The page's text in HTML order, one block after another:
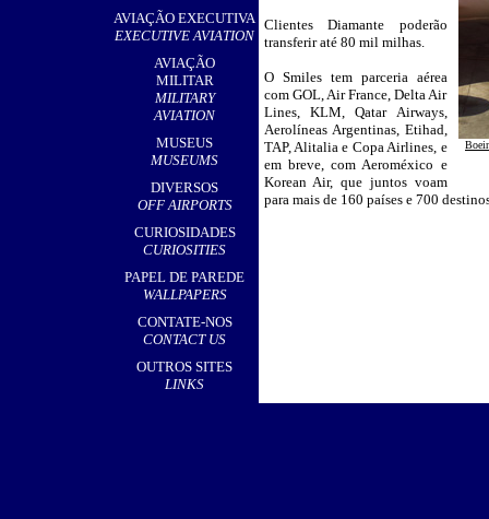
AVIAÇÃO EXECUTIVA
EXECUTIVE AVIATION
AVIAÇÃO
MILITAR
MILITARY
AVIATION
MUSEUS
MUSEUMS
DIVERSOS
OFF AIRPORTS
CURIOSIDADES
CURIOSITIES
PAPEL DE PAREDE
WALLPAPERS
CONTATE-NOS
CONTACT US
OUTROS SITES
LINKS
Clientes Diamante poderão
transferir até 80 mil milhas.
O Smiles tem parceria aérea
com GOL, Air France, Delta Air
Lines, KLM, Qatar Airways,
Aerolíneas Argentinas, Etihad,
TAP, Alitalia e Copa Airlines, e
em breve, com Aeroméxico e
Korean Air, que juntos voam
para mais de 160 países e 700